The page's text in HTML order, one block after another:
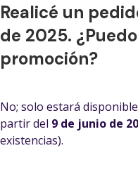
Realicé un
de 2025.
promoción?
No; solo estará
partir del 9 de junio de
existencias).